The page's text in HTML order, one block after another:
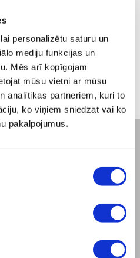
personalizētu saturu un
mediju funkcijas un
Mēs arī kopīgojam
mūsu vietni ar mūsu
analītikas partneriem, kuri to
ko viņiem sniedzat vai ko
pakalpojumus.